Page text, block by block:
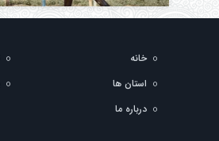
خانه
استان ها
درباره ما